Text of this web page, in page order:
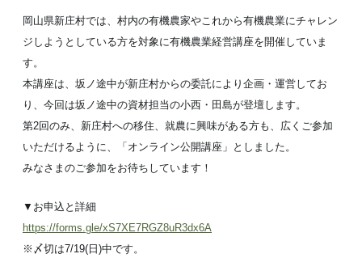
岡山県新庄村では、村内の有機農家やこれから有機農業にチャレン
ジしようとしている方を対象に有機農業経営講座を開催していま
す。
本講座は、坂ノ途中が新庄村からの委託により企画・運営してお
り、今回は坂ノ途中の資材担当の小西・田島が登壇します。
第2回のみ、新庄村への移住、就農に興味がある方も、広くご参加
いただけるように、「オンライン公開講座」としました。
みなさまのご参加をお待ちしています！
▼お申込と詳細
https://forms.gle/xS7XE7RGZ8uR3dx6A
※〆切は7/19(日)中です。